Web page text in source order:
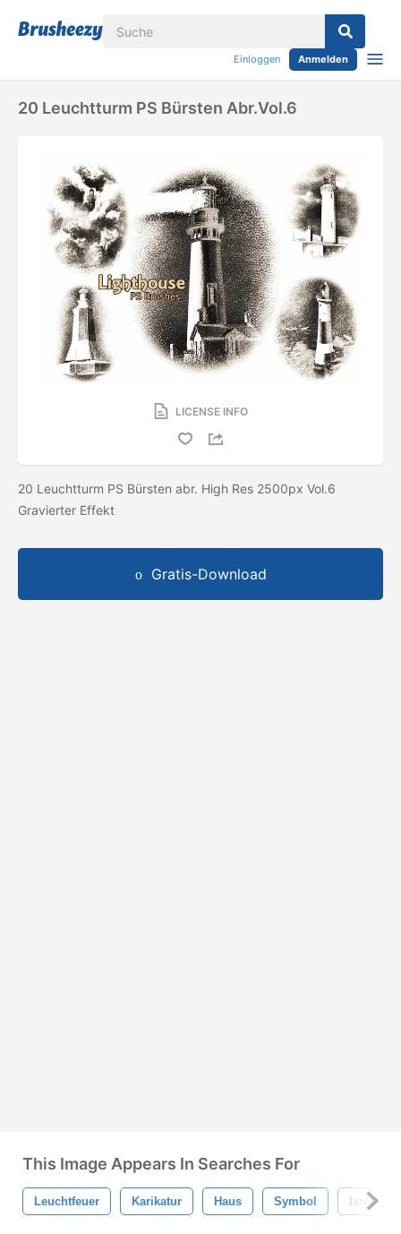
Einloggen Anmelden
20 Leuchtturm PS Bürsten Abr.Vol.6
LICENSE INFO
20 Leuchtturm PS Bürsten abr. High Res 2500px Vol.6
Gravierter Effekt
Gratis-Download
This Image Appears In Searches For
Leuchtfeuer Karikatur Haus Symbol Isoliert